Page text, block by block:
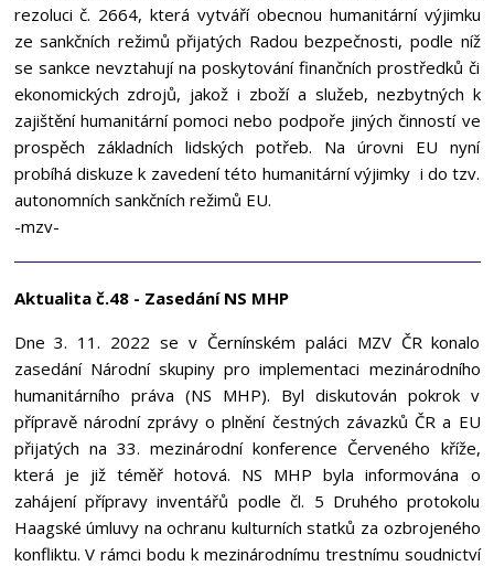
rezoluci č. 2664, která vytváří obecnou humanitární výjimku
ze sankčních režimů přijatých Radou bezpečnosti, podle níž
se sankce nevztahují na poskytování finančních prostředků či
ekonomických zdrojů, jakož i zboží a služeb, nezbytných k
zajištění humanitární pomoci nebo podpoře jiných činností ve
prospěch základních lidských potřeb. Na úrovni EU nyní
probíhá diskuze k zavedení této humanitární výjimky i do tzv.
autonomních sankčních režimů EU.
-mzv-
Aktualita č.48 - Zasedání NS MHP
Dne 3. 11. 2022 se v Černínském paláci MZV ČR konalo
zasedání Národní skupiny pro implementaci mezinárodního
humanitárního práva (NS MHP). Byl diskutován pokrok v
přípravě národní zprávy o plnění čestných závazků ČR a EU
přijatých na 33. mezinárodní konference Červeného kříže,
která je již téměř hotová. NS MHP byla informována o
zahájení přípravy inventářů podle čl. 5 Druhého protokolu
Haagské úmluvy na ochranu kulturních statků za ozbrojeného
konfliktu. V rámci bodu k mezinárodnímu trestnímu soudnictví